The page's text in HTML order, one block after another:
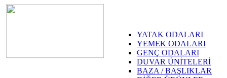
YATAK ODALARI
YEMEK ODALARI
GENÇ ODALARI
DUVAR ÜNİTELERİ
BAZA / BAŞLIKLAR